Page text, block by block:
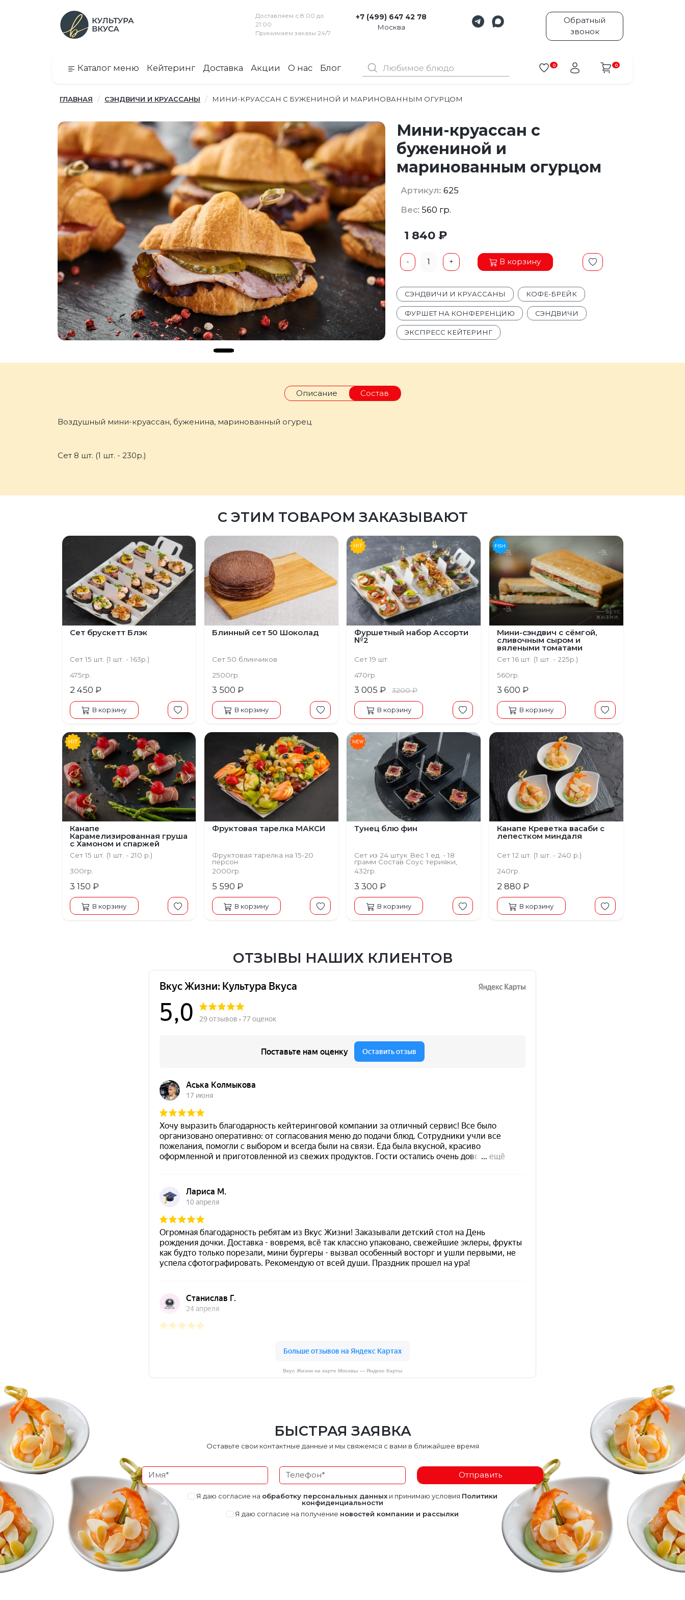
Доставляем с 8:00 до
21:00
Принимаем заказы 24/7
+7 (499) 647 42 78
Москва
Обратный
звонок
Каталог меню Кейтеринг Доставка Акции О нас Блог Контакты 0 0
ГЛАВНАЯ СЭНДВИЧИ И КРУАССАНЫ МИНИ-КРУАССАН С БУЖЕНИНОЙ И МАРИНОВАННЫМ ОГУРЦОМ
Мини-круассан с
бужениной и
маринованным огурцом
Артикул: 625
Вес: 560 гр.
1 840 ₽
- 1 + В корзину
СЭНДВИЧИ И КРУАССАНЫ КОФЕ-БРЕЙК
ФУРШЕТ НА КОНФЕРЕНЦИЮ СЭНДВИЧИ
ЭКСПРЕСС КЕЙТЕРИНГ
Описание Состав
Воздушный мини-круассан, буженина, маринованный огурец
Сет 8 шт. (1 шт. - 230р.)
С ЭТИМ ТОВАРОМ ЗАКАЗЫВАЮТ
Сет брускетт Блэк
Сет 15 шт. (1 шт. - 163р.)
475гр.
2 450 ₽
В корзину
Блинный сет 50 Шоколад
Сет 50 блинчиков
2500гр.
3 500 ₽
В корзину
Фуршетный набор Ассорти
№2
Сет 19 шт.
470гр.
3 005 ₽ 3200 ₽
В корзину
Мини-сэндвич с сёмгой,
сливочным сыром и
вялеными томатами
Сет 16 шт. (1 шт. - 225р.)
560гр.
3 600 ₽
В корзину
Предыдущий Следующий
Канапе
Карамелизированная груша
с Хамоном и спаржей
Сет 15 шт. (1 шт. - 210 р.)
300гр.
3 150 ₽
В корзину
Фруктовая тарелка МАКСИ
Фруктовая тарелка на 15-20
персон
2000гр.
5 590 ₽
В корзину
Тунец блю фин
Сет из 24 штук Вес 1 ед. - 18
грамм Состав Соус терияки,
кунжут, тунец филе блю фин
432гр.
3 300 ₽
В корзину
Канапе Креветка васаби с
лепестком миндаля
Сет 12 шт. (1 шт. - 240 р.)
240гр.
2 880 ₽
В корзину
ОТЗЫВЫ НАШИХ КЛИЕНТОВ
Вкус Жизни на карте Москвы — Яндекс Карты
БЫСТРАЯ ЗАЯВКА
Оставьте свои контактные данные и мы свяжемся с вами в ближайшее время
Отправить
Я даю согласие на обработку персональных данныхи принимаю условия Политики
конфиденциальности
Я даю согласие на получение новостей компании и рассылки